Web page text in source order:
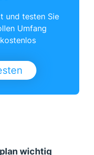
und testen Sie
Umfang
wichtig